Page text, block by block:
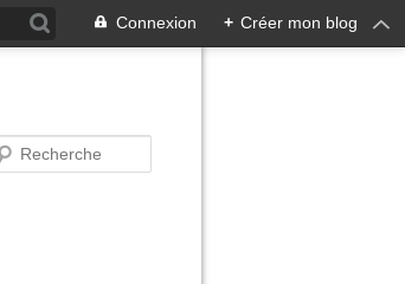
Connexion + Créer mon blog